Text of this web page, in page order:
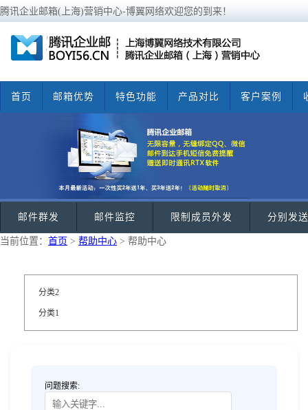
腾讯企业邮箱(上海)营销中心-博翼网络欢迎您的到来！
首页 邮箱优势 特色功能 产品对比 客户案例
邮件群发 邮件监控 限制成员外发 分别发送
当前位置： 首页 > 帮助中心 > 帮助中心
分类2
分类1
问题搜索: